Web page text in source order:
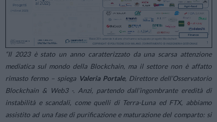
“Il 2023 è stato un anno caratterizzato da una scarsa attenzione
mediatica sul mondo della Blockchain, ma il settore non è affatto
rimasto fermo – spiega Valeria Portale, Direttore dell’Osservatorio
Blockchain & Web3 -. Anzi, partendo dall’ingombrante eredità di
instabilità e scandali, come quelli di Terra-Luna ed FTX, abbiamo
assistito ad una fase di purificazione e maturazione del comparto: si